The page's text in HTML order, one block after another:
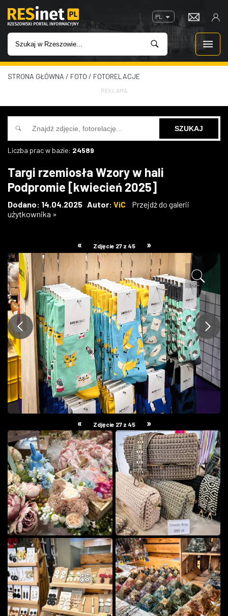
PL
WIADOMOŚCI
INWESTYCJE
IMPREZY
W KINACH
GASTRONOMIA
W RZESZOWIE
STRONA GŁÓWNA / FOTO / FOTORELACJE
REKLAMA
Liczba prac w bazie: 24589
Targi rzemiosła Wzory w hali
Podpromie [kwiecień 2025]
Dodano: 14.04.2025 Autor: ViC
Przejdź do galerii
użytkownika »
« Zdjęcie 27 z 45 »
« Zdjęcie 27 z 45 »